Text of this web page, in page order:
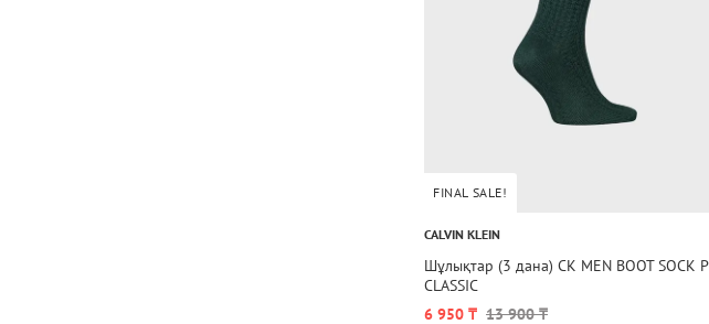
FINAL SALE!
CALVIN KLEIN
Шұлықтар (3 дана) CK MEN BOOT SOCK P
CLASSIC
6 950 ₸ 13 900 ₸